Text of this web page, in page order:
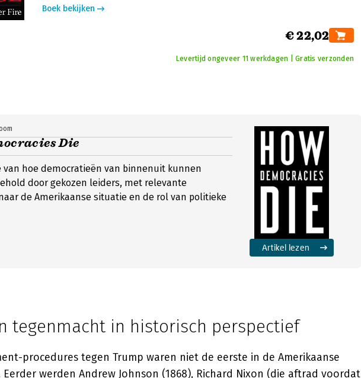
Boek bekijken
€ 22,02
Levertijd ongeveer 11 werkdagen | Gratis verzonden
Die
van hoe democratieën van binnenuit kunnen
door gekozen leiders, met relevante
de Amerikaanse situatie en de rol van politieke
Artikel lezen
tegenmacht in historisch perspectief
procedures tegen Trump waren niet de eerste in de Amerikaanse
Eerder werden Andrew Johnson (1868), Richard Nixon (die aftrad voordat